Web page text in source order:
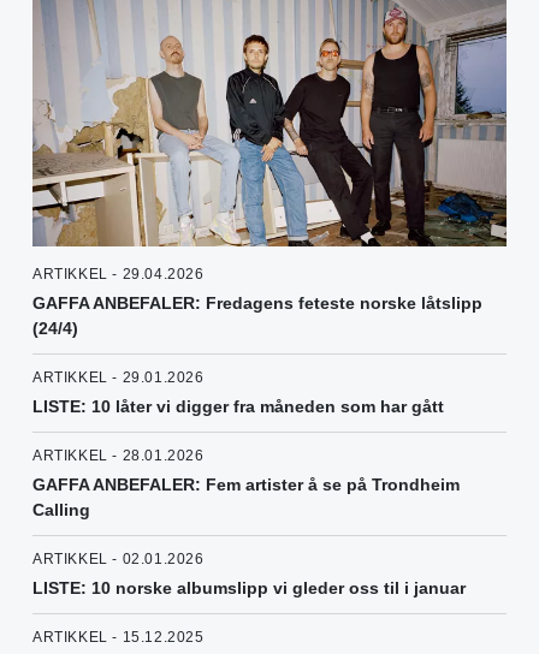
ARTIKKEL - 29.04.2026
GAFFA ANBEFALER: Fredagens feteste norske låtslipp
(24/4)
ARTIKKEL - 29.01.2026
LISTE: 10 låter vi digger fra måneden som har gått
ARTIKKEL - 28.01.2026
GAFFA ANBEFALER: Fem artister å se på Trondheim
Calling
ARTIKKEL - 02.01.2026
LISTE: 10 norske albumslipp vi gleder oss til i januar
ARTIKKEL - 15.12.2025